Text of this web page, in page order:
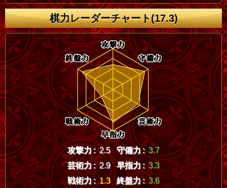
棋力レーダーチャート(17.3)
攻撃力 : 2.5 守備力 : 3.7
芸術力 : 2.9 早指力 : 3.3
戦術力 : 1.3 終盤力 : 3.6